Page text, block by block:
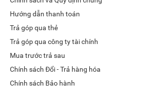
Hướng dẫn thanh toán
Trả góp qua thẻ
Trả góp qua công ty tài chính
Mua trước trả sau
Chính sách Đổi - Trả hàng hóa
Chính sách Bảo hành